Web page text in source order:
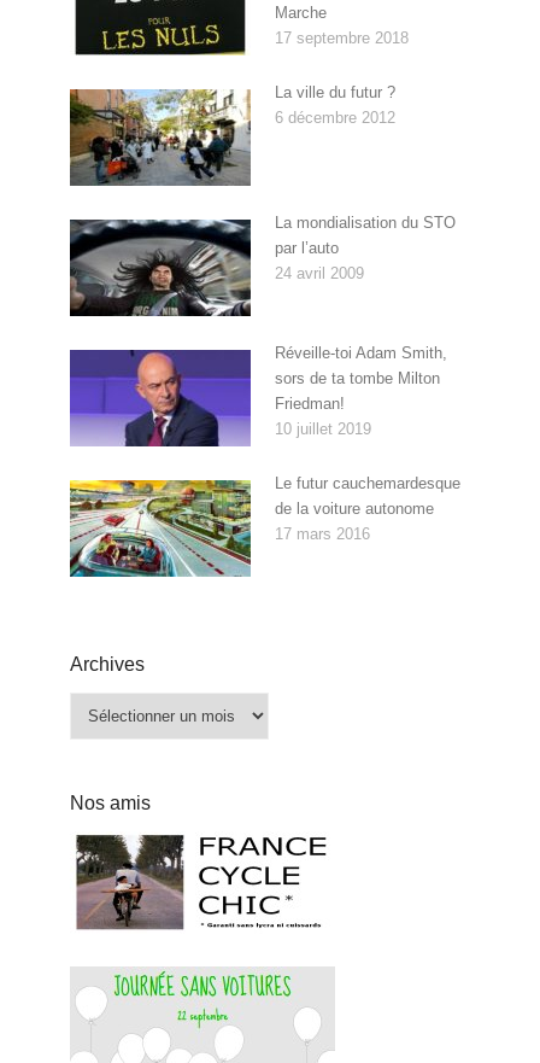
Marche
17 septembre 2018
La ville du futur ?
6 décembre 2012
La mondialisation du STO
par l’auto
24 avril 2009
Réveille-toi Adam Smith,
sors de ta tombe Milton
Friedman!
10 juillet 2019
Le futur cauchemardesque
de la voiture autonome
17 mars 2016
Archives
Archives
Nos amis